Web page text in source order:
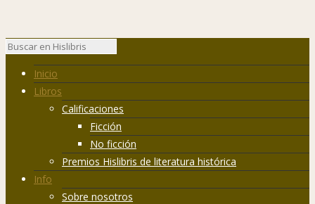
Inicio
Libros
Calificaciones
Ficción
No ficción
Premios Hislibris de literatura histórica
Info
Sobre nosotros